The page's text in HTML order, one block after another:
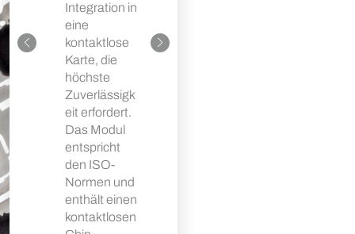
Integration in
eine
kontaktlose
Karte, die
höchste
Zuverlässigk
eit erfordert.
Das Modul
entspricht
den ISO-
Normen und
enthält einen
kontaktlosen